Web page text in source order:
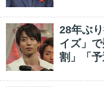
28年ぶ
イズ」
割」「予